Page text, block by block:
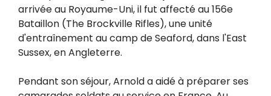
arrivée au Royaume-Uni, il fut affecté au 156e
Bataillon (The Brockville Rifles), une unité
d'entraînement au camp de Seaford, dans l'East
Sussex, en Angleterre.
Pendant son séjour, Arnold a aidé à préparer ses